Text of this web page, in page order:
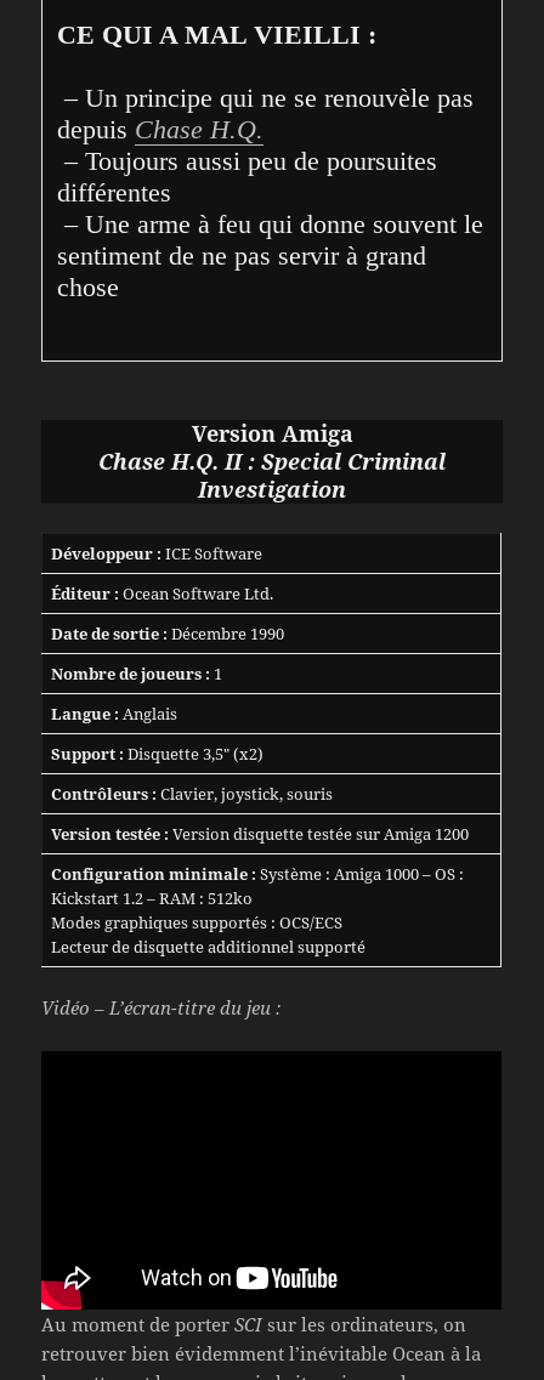
CE QUI A MAL VIEILLI :
– Un principe qui ne se renouvèle pas
depuis Chase H.Q.
– Toujours aussi peu de poursuites
différentes
– Une arme à feu qui donne souvent le
sentiment de ne pas servir à grand
chose
Version Amiga
Chase H.Q. II : Special Criminal
Investigation
Développeur : ICE Software
Éditeur : Ocean Software Ltd.
Date de sortie : Décembre 1990
Nombre de joueurs : 1
Langue : Anglais
Support : Disquette 3,5″ (x2)
Contrôleurs : Clavier, joystick, souris
Version testée : Version disquette testée sur Amiga 1200
Configuration minimale : Système : Amiga 1000 – OS :
Kickstart 1.2 – RAM : 512ko
Modes graphiques supportés : OCS/ECS
Lecteur de disquette additionnel supporté
Vidéo – L’écran-titre du jeu :
Au moment de porterSCIsur les ordinateurs, on
retrouver bien évidemment l’inévitable Ocean à la